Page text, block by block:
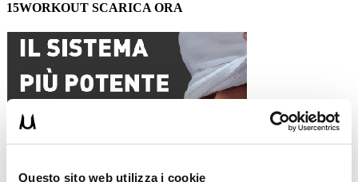
Questo sito web utilizza i cookie
15WORKOUT SCARICA ORA